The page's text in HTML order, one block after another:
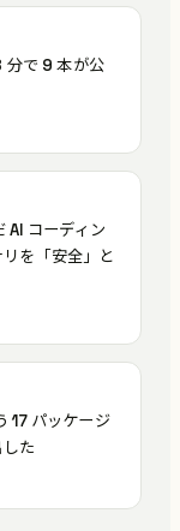
で 9 本が公
コーディン
を「安全」と
17 パッケージ
た